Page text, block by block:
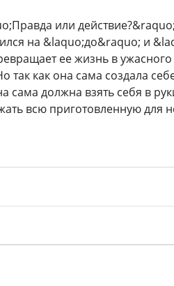
или
на &laquo;до&raquo; и
ее жизнь в
как она сама создала
сама должна взять себя в
всю приготовленную для